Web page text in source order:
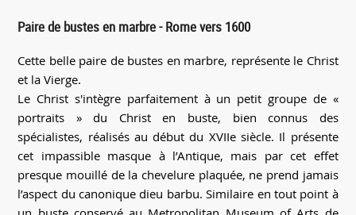
Paire de bustes en marbre - Rome vers 1600
Cette belle paire de bustes en marbre, représente le Christ
et la Vierge.
Le Christ s'intègre parfaitement à un petit groupe de «
portraits » du Christ en buste, bien connus des
spécialistes, réalisés au début du XVIIe siècle. Il présente
cet impassible masque à l’Antique, mais par cet effet
presque mouillé de la chevelure plaquée, ne prend jamais
l’aspect du canonique dieu barbu. Similaire en tout point à